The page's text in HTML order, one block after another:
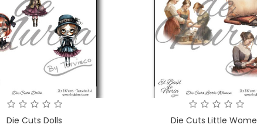
Die Cuts Dolls Die Cuts Lit‫tle